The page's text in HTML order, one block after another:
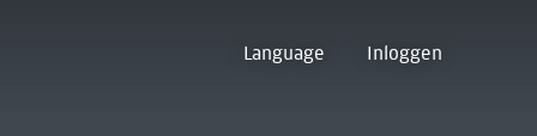
Language Inloggen